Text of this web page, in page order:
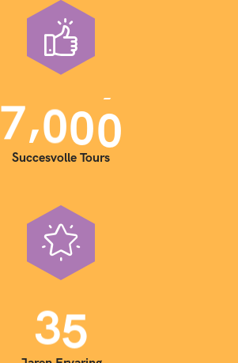
7,000
Succesvolle Tours
35